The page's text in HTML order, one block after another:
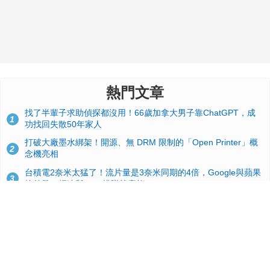
熱門文章
1
找了半輩子求助偵探都沒用！66歲加拿大男子靠ChatGPT，成
功找回失散50年家人
2
打破大廠墨水綁架！開源、無 DRM 限制的「Open Printer」概
念機亮相
3
台積電2奈米太猛了！流片量是3奈米同期的4倍，Google與蘋果
搶首發、輝達與AMD排隊等產能